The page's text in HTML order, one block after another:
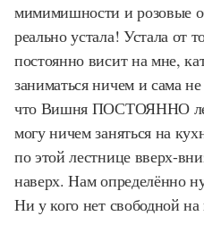
мимимишности и розовые
реально устала! Устала от
постоянно висит на мне,
заниматься ничем и сама
что Вишня ПОСТОЯННО
могу ничем заняться на
по этой лестнице вверх-
наверх. Нам определённо
Ни у кого нет свободной на